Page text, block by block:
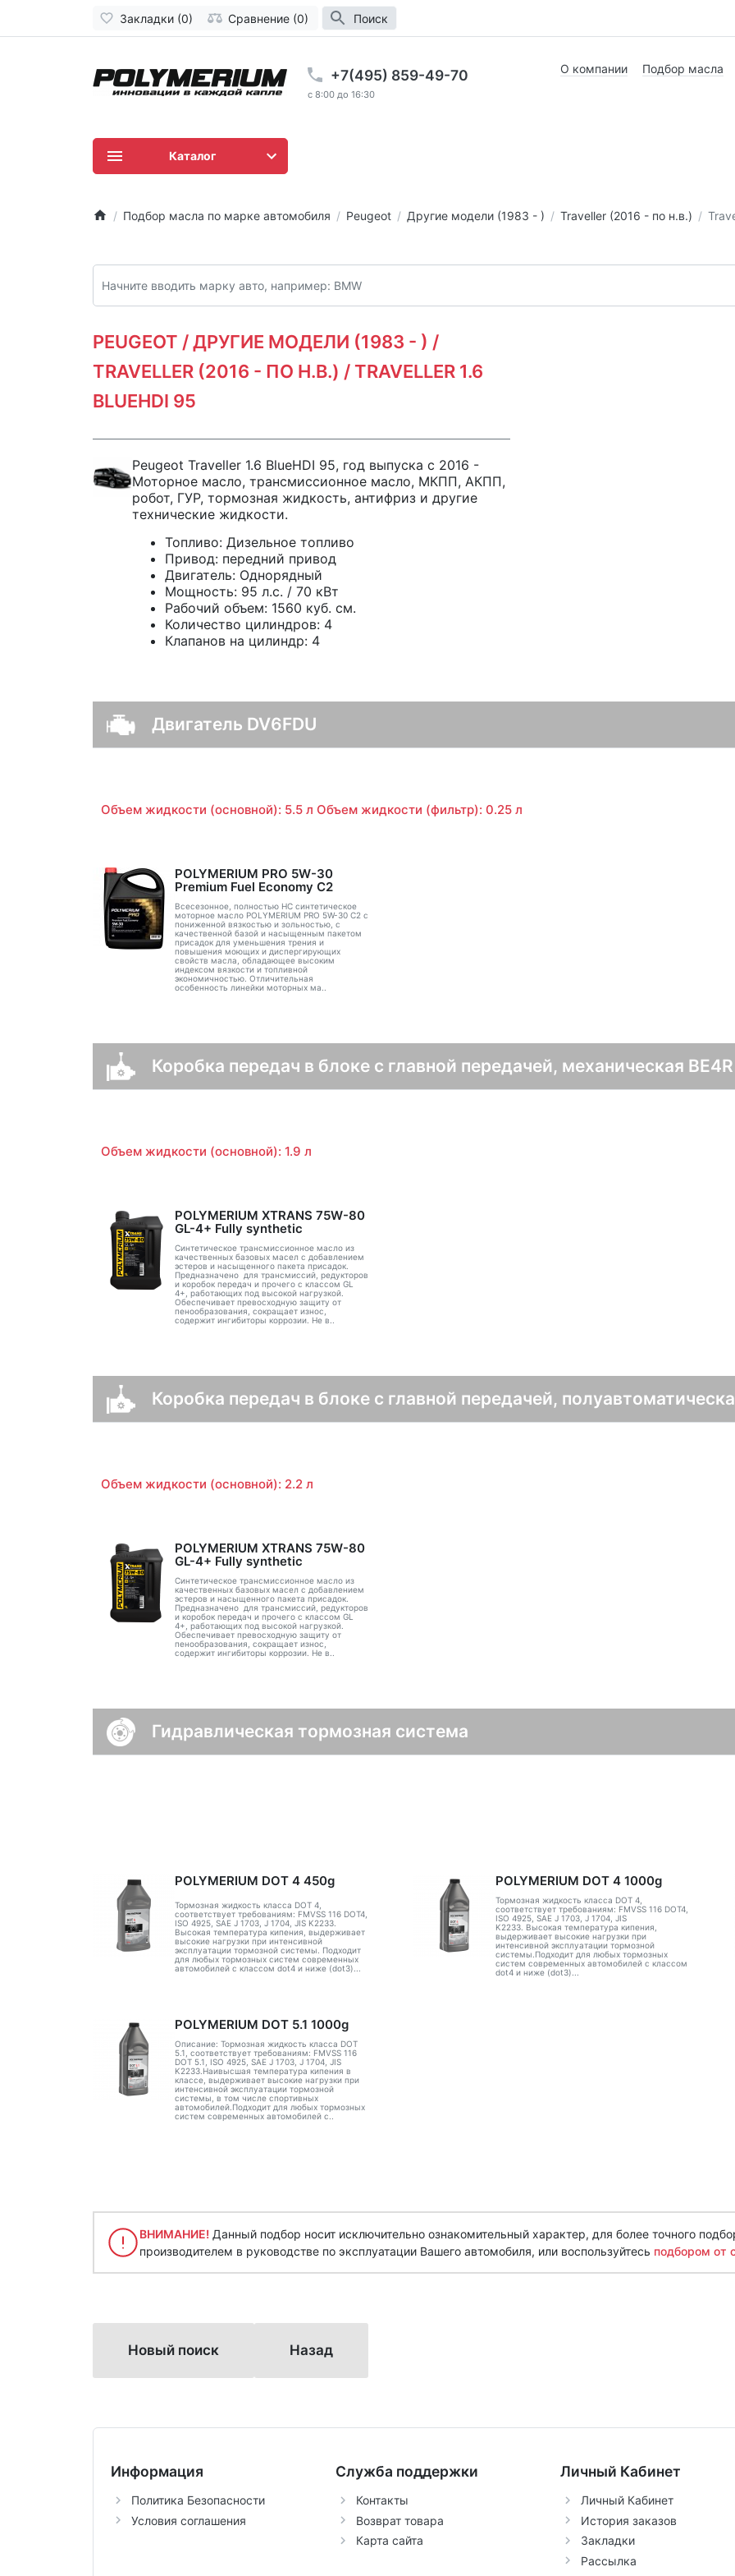
Закладки (0) Сравнение (0) Поиск
+7(495) 859-49-70
c 8:00 до 16:30
О компании Подбор масла
Каталог
Подбор масла по марке автомобиля Peugeot Другие модели (1983 - ) Traveller (2016 - по н.в.)
PEUGEOT / ДРУГИЕ МОДЕЛИ (1983 - ) /
TRAVELLER (2016 - ПО Н.В.) / TRAVELLER 1.6
BLUEHDI 95
Peugeot Traveller 1.6 BlueHDI 95, год выпуска с 2016 -
Моторное масло, трансмиссионное масло, МКПП, АКПП,
робот, ГУР, тормозная жидкость, антифриз и другие
технические жидкости.
Топливо: Дизельное топливо
Привод: передний привод
Двигатель: Однорядный
Мощность: 95 л.с. / 70 кВт
Рабочий объем: 1560 куб. см.
Количество цилиндров: 4
Клапанов на цилиндр: 4
Двигатель DV6FDU
Объем жидкости (основной): 5.5 л Объем жидкости (фильтр): 0.25 л
POLYMERIUM PRO 5W-30
Premium Fuel Economy С2
Всесезонное, полностью HC синтетическое
моторное масло POLYMERIUM PRO 5W-30 C2 с
пониженной вязкостью и зольностью, с
качественной базой и насыщенным пакетом
присадок для уменьшения трения и
повышения моющих и диспергирующих
свойств масла, обладающее высоким
индексом вязкости и топливной
экономичностью. Отличительная
особенность линейки моторных ма..
Коробка передач в блоке с главной передачей, механическая
Объем жидкости (основной): 1.9 л
POLYMERIUM XTRANS 75W-80
GL-4+ Fully synthetic
Синтетическое трансмиссионное масло из
качественных базовых масел с добавлением
эстеров и насыщенного пакета присадок.
Предназначено для трансмиссий, редукторов
и коробок передач и прочего с классом GL
4+, работающих под высокой нагрузкой.
Обеспечивает превосходную защиту от
пенообразования, сокращает износ,
содержит ингибиторы коррозии. Не в..
Коробка передач в блоке с главной передачей,
Объем жидкости (основной): 2.2 л
POLYMERIUM XTRANS 75W-80
GL-4+ Fully synthetic
Синтетическое трансмиссионное масло из
качественных базовых масел с добавлением
эстеров и насыщенного пакета присадок.
Предназначено для трансмиссий, редукторов
и коробок передач и прочего с классом GL
4+, работающих под высокой нагрузкой.
Обеспечивает превосходную защиту от
пенообразования, сокращает износ,
содержит ингибиторы коррозии. Не в..
Гидравлическая тормозная система
POLYMERIUM DOT 4 450g
Тормозная жидкость класса DOT 4,
соответствует требованиям: FMVSS 116 DOT4,
ISO 4925, SAE J 1703, J 1704, JIS K2233.
Высокая температура кипения, выдерживает
высокие нагрузки при интенсивной
эксплуатации тормозной системы. Подходит
для любых тормозных систем современных
автомобилей с классом dot4 и ниже (dot3)...
POLYMERIUM DOT 4 1000g
Тормозная жидкость класса DOT 4,
соответствует требованиям: FMVSS 116 DOT4,
ISO 4925, SAE J 1703, J 1704, JIS
K2233. Высокая температура кипения,
выдерживает высокие нагрузки при
интенсивной эксплуатации тормозной
системы.Подходит для любых тормозных
систем современных автомобилей с классом
dot4 и ниже (dot3)...
POLYMERIUM DOT 5.1 1000g
Описание: Тормозная жидкость класса DOT
5.1, соответствует требованиям: FMVSS 116
DOT 5.1, ISO 4925, SAE J 1703, J 1704, JIS
K2233.Наивысшая температура кипения в
классе, выдерживает высокие нагрузки при
интенсивной эксплуатации тормозной
системы, в том числе спортивных
автомобилей.Подходит для любых тормозных
систем современных автомобилей с..
ВНИМАНИЕ! Данный подбор носит исключительно ознакомительный характер, для более точного
производителем в руководстве по эксплуатации Вашего автомобиля, или воспользуйтесь подбором от
Новый поиск Назад
Информация
Политика Безопасности
Условия соглашения
Служба поддержки
Контакты
Возврат товара
Карта сайта
Личный Кабинет
Личный Кабинет
История заказов
Закладки
Рассылка